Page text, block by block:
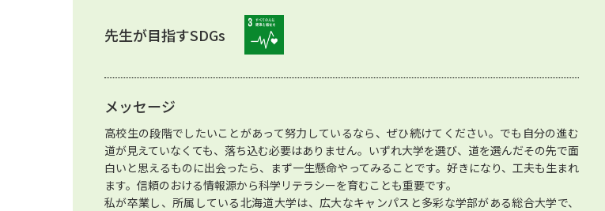
先生が目指すSDGs
メッセージ
高校生の段階でしたいことがあって努力しているなら、ぜひ続けてください。でも自分の進む
道が見えていなくても、落ち込む必要はありません。いずれ大学を選び、道を選んだその先で面
白いと思えるものに出会ったら、まず一生懸命やってみることです。好きになり、工夫も生まれ
ます。信頼のおける情報源から科学リテラシーを育むことも重要です。
私が卒業し、所属している北海道大学は、広大なキャンパスと多彩な学部がある総合大学で、